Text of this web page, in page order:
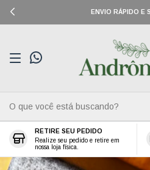
ENVIO RÁPIDO E
RETIRE SEU PEDIDO
Realize seu pedido e retire em
nossa loja física.